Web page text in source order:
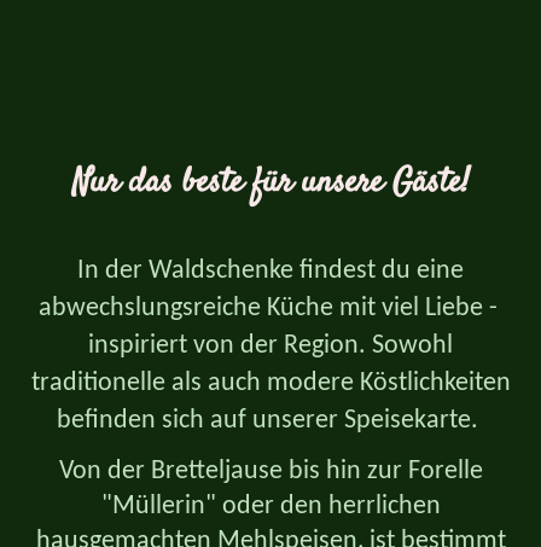
Nur das beste für unsere Gäste!
In der Waldschenke findest du eine
abwechslungsreiche Küche mit viel Liebe -
inspiriert von der Region. Sowohl
traditionelle als auch modere Köstlichkeiten
befinden sich auf unserer Speisekarte.
Von der Bretteljause bis hin zur Forelle
"Müllerin" oder den herrlichen